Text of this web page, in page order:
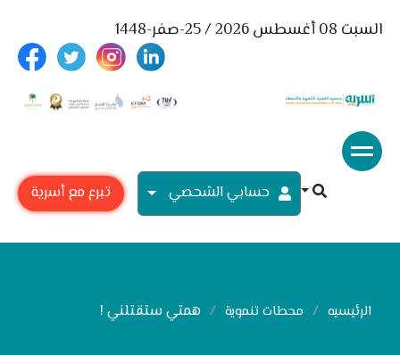
السبت 08 أغسطس 2026 / 25-صفر-1448
حسابي الشحصي تبرع مع أسرية
الرئيسيه محطات تنموية همتي ستقتلني !